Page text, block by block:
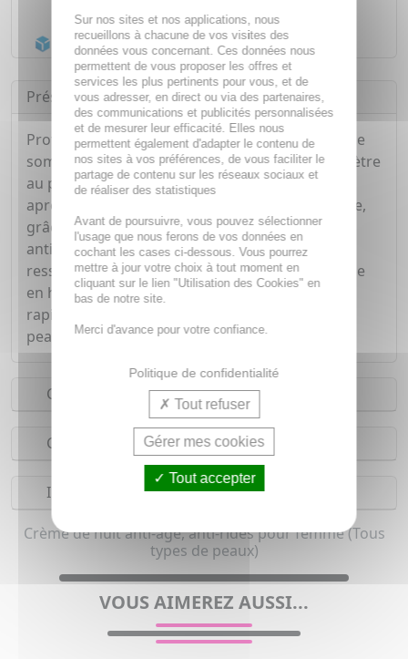
Livraison gratuite dès55€
Acheminement Chronopost en 24h*
Présentation
Profitant de la réceptivité de l'épiderme durant le
sommeil, Noveane Premium Crème de nuit pénètre
au plus profond de la peau pour restaurer nuit
après nuit les volumes et l'architecture du visage,
grâce à un complexe unique d'actifs anti-âge et
anti-rides. Repulpée, la peau sera défroissée,
ressourcée et illuminée au réveil. Sa texture riche
en huile de jojoba et beurre karité pénètre
rapidement et apporte un confort durable aux
peaux matures et sensibles.
Conseils d'utilisation
Composition
Indications
Crème de nuit anti-âge, anti-rides pour femme (Tous
types de peaux)
VOUS AIMEREZ AUSSI...
Sur nos sites et nos applications, nous
recueillons à chacune de vos visites des
données vous concernant. Ces données nous
permettent de vous proposer les offres et
services les plus pertinents pour vous, et de
vous adresser, en direct ou via des partenaires,
des communications et publicités personnalisées
et de mesurer leur efficacité. Elles nous
permettent également d'adapter le contenu de
nos sites à vos préférences, de vous faciliter le
partage de contenu sur les réseaux sociaux et
de réaliser des statistiques
Avant de poursuivre, vous pouvez sélectionner
l'usage que nous ferons de vos données en
cochant les cases ci-dessous. Vous pourrez
mettre à jour votre choix à tout moment en
cliquant sur le lien "Utilisation des Cookies" en
bas de notre site.
Merci d'avance pour votre confiance.
Politique de confidentialité
Tout refuser
Gérer mes cookies
Tout accepter